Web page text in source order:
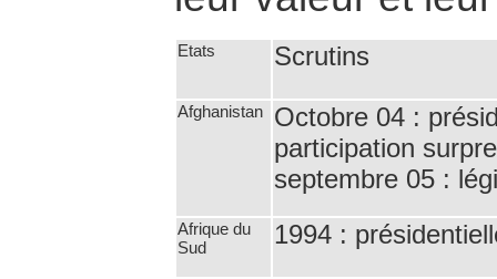
Etats Scrutins
Afghanistan
Octobre 04 :
participation
septembre 05 :
Afrique du
Sud
1994 :